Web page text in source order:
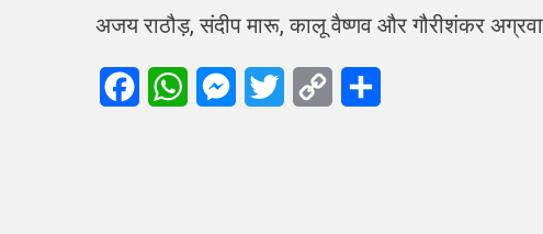
अजय राठौड़, संदीप मारू, कालू वैष्णव और गौरीशंकर
FacebookWhatsAppMessenger
Twitter
Copy